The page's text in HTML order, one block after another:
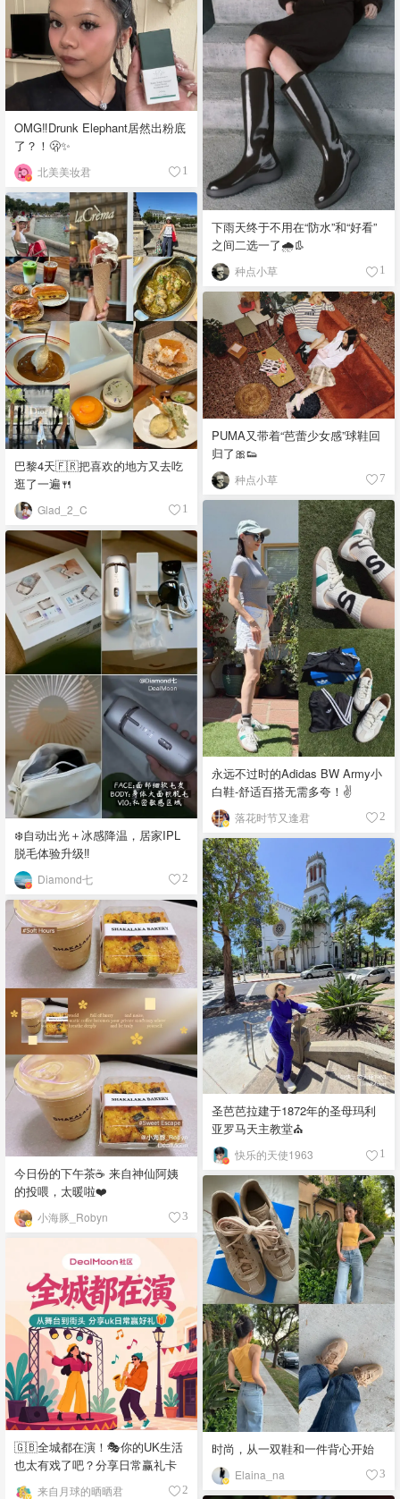
下雨天终于不用在“防水”和“好看”
之间二选一了🌧️👢
种点小草 1
OMG‼️Drunk Elephant居然出粉底
了？！🫢✨
北美美妆君 1
巴黎4天🇫🇷把喜欢的地方又去吃
逛了一遍🍴
Glad_2_C 1
PUMA又带着“芭蕾少女感”球鞋回
归了🎀👟
种点小草 7
永远不过时的Adidas BW Army小
白鞋-舒适百搭无需多夸！✌️
落花时节又逢君 2
❄️自动出光＋冰感降温，居家IPL
脱毛体验升级‼️
Diamond七 2
圣芭芭拉建于1872年的圣母玛利
亚罗马天主教堂⛪️
快乐的天使1963 1
今日份的下午茶☕️ 来自神仙阿姨
的投喂，太暖啦❤️
小海豚_Robyn 3
时尚，从一双鞋和一件背心开始
Elaina_na 3
🇬🇧全城都在演！🎭你的UK生活
也太有戏了吧？分享日常赢礼卡
来自月球的晒晒君 2